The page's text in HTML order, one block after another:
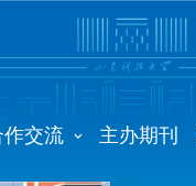
作交流 主办期刊